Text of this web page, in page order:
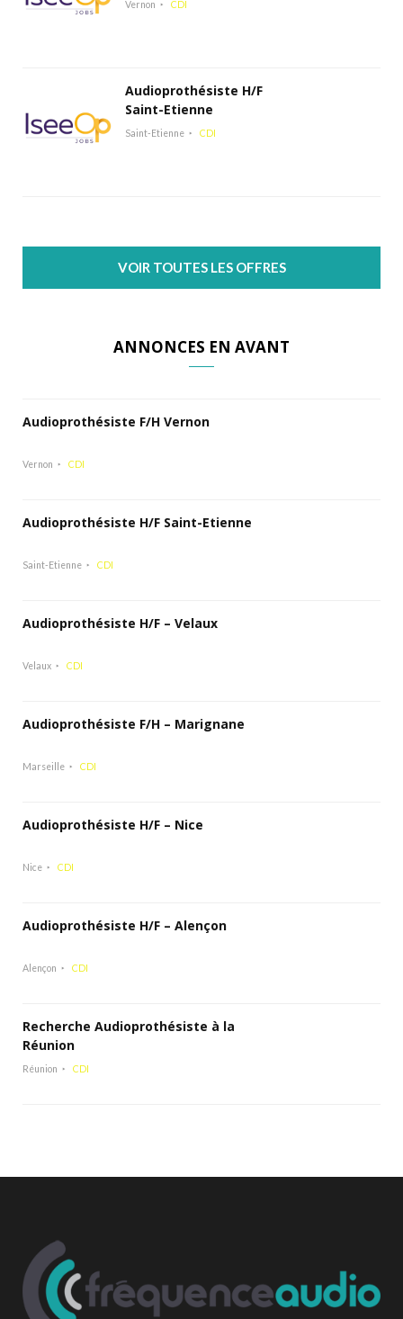
Vernon CDI
Audioprothésiste H/F
Saint-Etienne
Saint-Etienne CDI
VOIR TOUTES LES OFFRES
ANNONCES EN AVANT
Audioprothésiste F/H Vernon
Vernon CDI
Audioprothésiste H/F Saint-Etienne
Saint-Etienne CDI
Audioprothésiste H/F – Velaux
Velaux CDI
Audioprothésiste F/H – Marignane
Marseille CDI
Audioprothésiste H/F – Nice
Nice CDI
Audioprothésiste H/F – Alençon
Alençon CDI
Recherche Audioprothésiste à la
Réunion
Réunion CDI